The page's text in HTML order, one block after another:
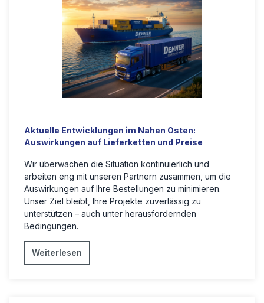
Aktuelle Entwicklungen im Nahen Osten:
Auswirkungen auf Lieferketten und Preise
Wir überwachen die Situation kontinuierlich und
arbeiten eng mit unseren Partnern zusammen, um die
Auswirkungen auf Ihre Bestellungen zu minimieren.
Unser Ziel bleibt, Ihre Projekte zuverlässig zu
unterstützen – auch unter herausfordernden
Bedingungen.
Weiterlesen